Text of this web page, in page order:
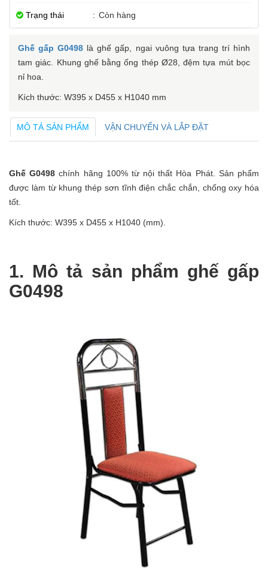
Trạng thái : Còn hàng
Ghế gấp G0498 là ghế gấp, ngai vuông tựa trang trí hình
tam giác. Khung ghế bằng ống thép Ø28, đệm tựa mút bọc
nỉ hoa.
Kích thước: W395 x D455 x H1040 mm
MÔ TẢ SẢN PHẨM VẬN CHUYỂN VÀ LẮP ĐẶT
Ghế G0498chính hãng 100% từ nội thất Hòa Phát. Sản phẩm
được làm từ khung thép sơn tĩnh điện chắc chắn, chống oxy hóa
tốt.
Kích thước: W395 x D455 x H1040 (mm).
1. Mô tả sản phẩm ghế gấp
G0498